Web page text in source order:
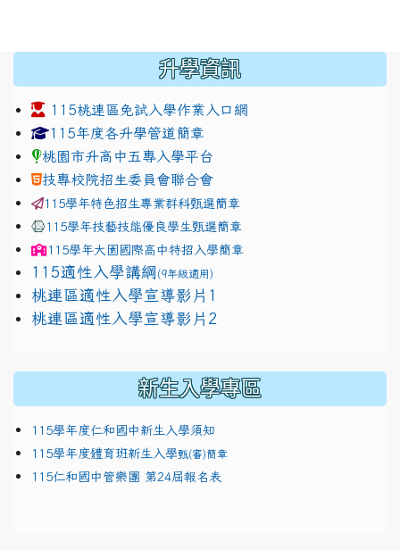
升學資訊
115桃連區免試入學作業入口網
link to https://www.jhjhs.tyc.edu.tw/modules/
115年度各升學管道簡章
桃園市升高中五專入學平台
技專校院招生委員會聯合會
115學年特色招生專業群科甄選簡章
115學年技藝技能優良學生甄選簡章
115學年大園國際高中特招入學簡章
115適性入學講綱 (9年級適用)
link to https://docs.google.com/presentation/d/
桃連區適性入學宣導影片1
link to https://docs.google.com/presentation/d/
桃連區適性入學宣導影片2
新生入學專區
115學年度仁和國中新生入學須知
115學年度體育班新生入學甄(審)簡章
115仁和國中管樂團 第24屆報名表